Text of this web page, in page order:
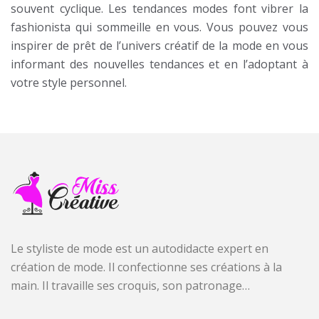
souvent cyclique. Les tendances modes font vibrer la
fashionista qui sommeille en vous. Vous pouvez vous
inspirer de prêt de l’univers créatif de la mode en vous
informant des nouvelles tendances et en l’adoptant à
votre style personnel.
Le styliste de mode est un autodidacte expert en
création de mode. Il confectionne ses créations à la
main. Il travaille ses croquis, son patronage…